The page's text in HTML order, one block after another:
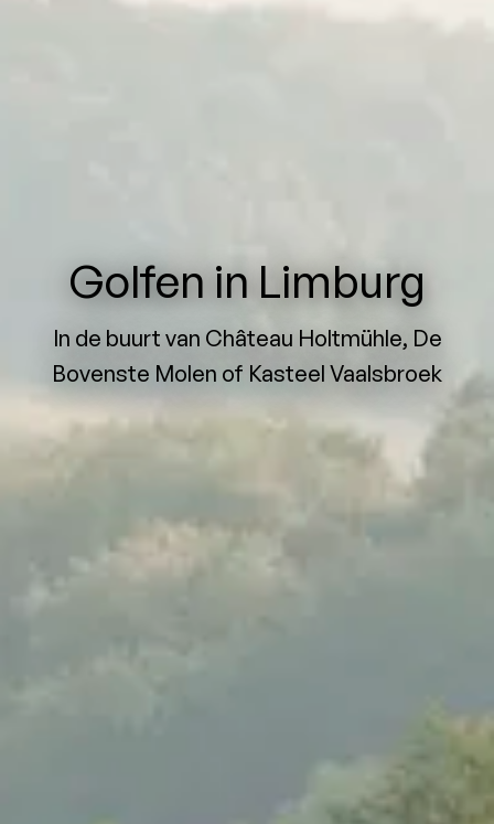
Golfen in Limburg
In de buurt van Château Holtmühle, De
Bovenste Molen of Kasteel Vaalsbroek